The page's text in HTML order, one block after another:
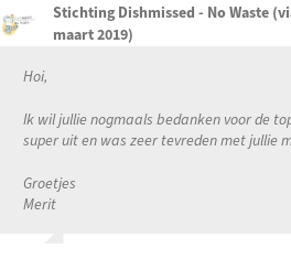
Stichting Dishmissed - No Waste
maart 2019)
Hoi,
Ik wil jullie nogmaals bedanken voor de
super uit en was zeer tevreden met jullie
Groetjes
Merit